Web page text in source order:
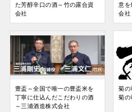
た芳醇辛口の酒～竹の露合資
会社
意を
会社
豊盃～全国で唯一の豊盃米を
丁寧に仕込んだこだわりの酒
～三浦酒造株式会社
菊の
菊の